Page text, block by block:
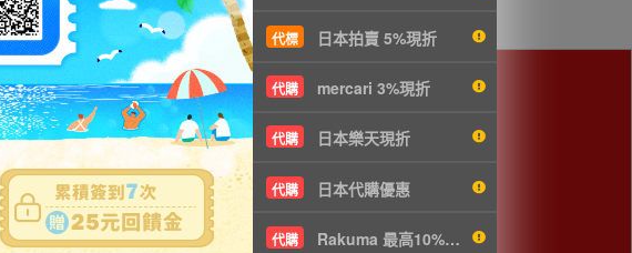
代標 日本拍賣 5%現折
代購 mercari 3%現折
代購 日本樂天現折
代購 日本代購優惠
代購 Rakuma 最高10%現折